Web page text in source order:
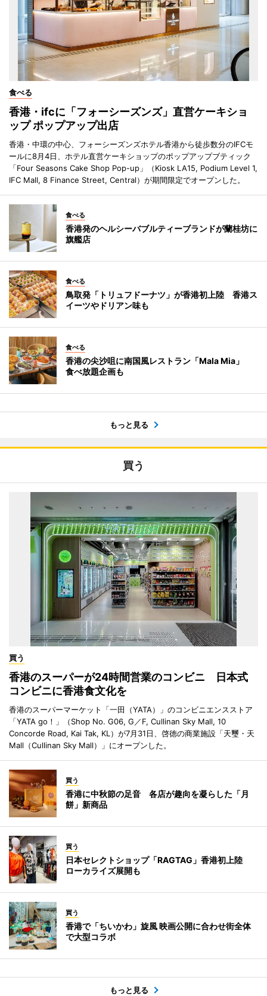
食べる
香港・ifcに「フォーシーズンズ」直営ケーキショ
ップ ポップアップ出店
香港・中環の中心、フォーシーズンズホテル香港から徒歩数分のIFCモ
ールに8月4日、ホテル直営ケーキショップのポップアップブティック
「Four Seasons Cake Shop Pop-up」（Kiosk LA15, Podium Level 1,
IFC Mall, 8 Finance Street, Central）が期間限定でオープンした。
食べる
香港発のヘルシーバブルティーブランドが蘭桂坊に
旗艦店
食べる
鳥取発「トリュフドーナツ」が香港初上陸 香港ス
イーツやドリアン味も
食べる
香港の尖沙咀に南国風レストラン「Mala Mia」
食べ放題企画も
もっと見る
買う
買う
香港のスーパーが24時間営業のコンビニ 日本式
コンビニに香港食文化を
香港のスーパーマーケット「一田（YATA）」のコンビニエンスストア
「YATA go！」（Shop No. G06, G／F, Cullinan Sky Mall, 10
Concorde Road, Kai Tak, KL）が7月31日、啓徳の商業施設「天璽・天
Mall（Cullinan Sky Mall）」にオープンした。
買う
香港に中秋節の足音 各店が趣向を凝らした「月
餅」新商品
買う
日本セレクトショップ「RAGTAG」香港初上陸
ローカライズ展開も
買う
香港で「ちいかわ」旋風 映画公開に合わせ街全体
で大型コラボ
もっと見る